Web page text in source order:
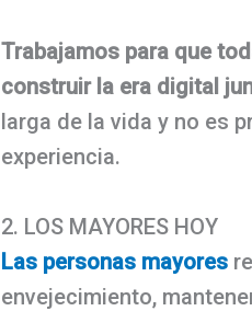
Trabajamos para que
construir la era digital
larga de la vida y no es
experiencia.
2. LOS MAYORES HOY
Las personas mayores
envejecimiento,